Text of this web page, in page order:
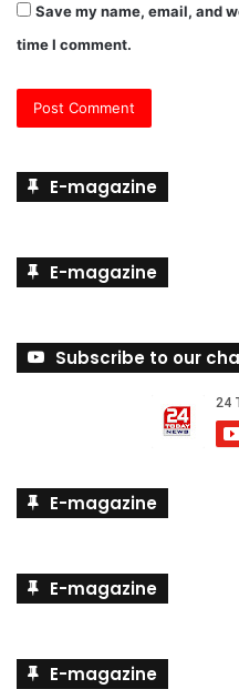
Save my name, email, and
time I comment.
E-magazine
E-magazine
Subscribe to our
E-magazine
E-magazine
E-magazine